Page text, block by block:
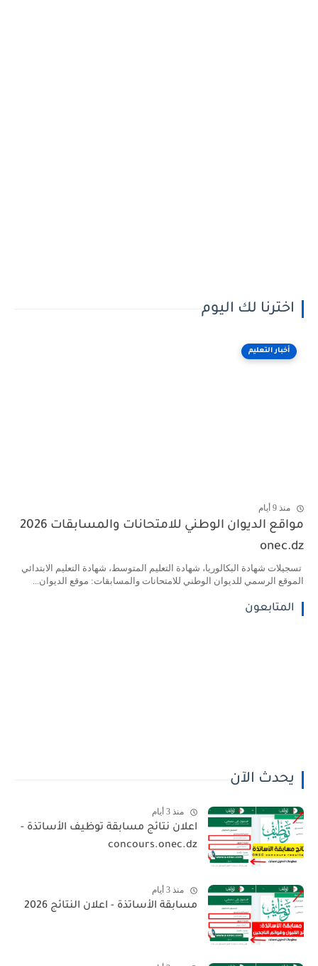
اخترنا لك اليوم
أخبار التعليم
منذ 9 أيام
مواقع الديوان الوطني للامتحانات والمسابقات 2026
onec.dz
تسجيلات شهادة البكالوريا، شهادة التعليم المتوسط، شهادة التعليم الابتدائي
الموقع الرسمي للديوان الوطني للامتحانات والمسابقات: موقع الديوان...
المتابعون
يحدث الآن
منذ 3 أيام
اعلان نتائج مسابقة توظيف الأساتذة -
concours.onec.dz
منذ 3 أيام
مسابقة الأساتذة - اعلان النتائج 2026